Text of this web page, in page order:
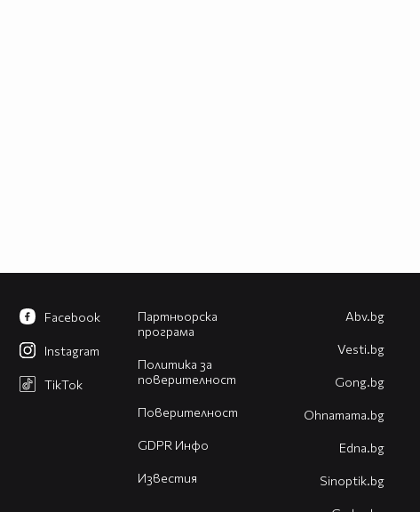
Партньорска
програма
Политика за
поверителност
Поверителност
GDPR Инфо
Известия
Facebook
Instagram
TikTok
Abv.bg
Vesti.bg
Gong.bg
Оhnamama.bg
Edna.bg
Sinoptik.bg